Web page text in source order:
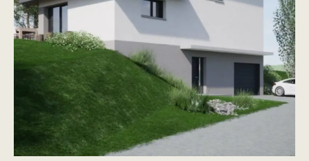
air/eau garantissant un haut niveau de
confort et des économies d’énergie
– La domotique permettant de piloter à
distance l’habitation
– Les bienfaits d’une luminosité naturelle
avec une performance thermique à
faible émission de gaz à effet de serre
Bénéficiez d’une maison Oxygène,
labellisée NF Habitat Haute Qualité